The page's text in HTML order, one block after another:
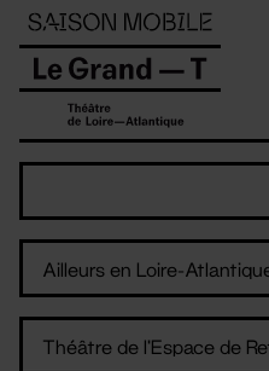
Panneau de gestion des cookies